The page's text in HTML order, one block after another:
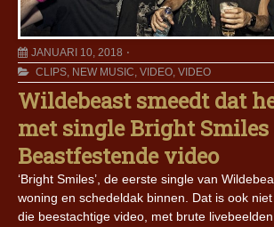
JANUARI 10, 2018
CLIPS, NEW MUSIC, VIDEO, VIDEO
Wildebeast smeedt dat
met single Bright Smiles
Beastfestende video
‘Bright Smiles’, de eerste single van
woning en schedeldak binnen. Dat is ook
die beestachtige video, met brute